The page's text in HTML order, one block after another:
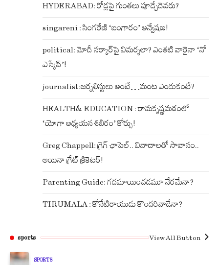
HYDERABAD: రోడ్లపై గుంతలు పూడ్చేదెవరు?
singareni : సింగరేణి ‘బంగారం’ అన్వేషణ!
political: మోదీ సర్కార్‌పై విమర్శలా? ఎంతటి వారైనా ‘నో
ఎస్కేప్’!
journalist:జర్నలిస్టులు అంటే…మంట ఎందుకంటే?
HEALTH& EDUCATION : రామకృష్ణమఠంలో
‘యోగా అధ్యయన శిబిరం’ కోర్సు!
Greg Chappell: గ్రెగ్ ఛాపెల్.. వివాదాలతో సావాసం..
అయినా గ్రేట్ క్రికెటర్!
Parenting Guide: గదమాయించడమూ నేరమేనా?
TIRUMALA : కోనేటిరాయుడు కొందరివాడేనా?
sports View All Button
SPORTS